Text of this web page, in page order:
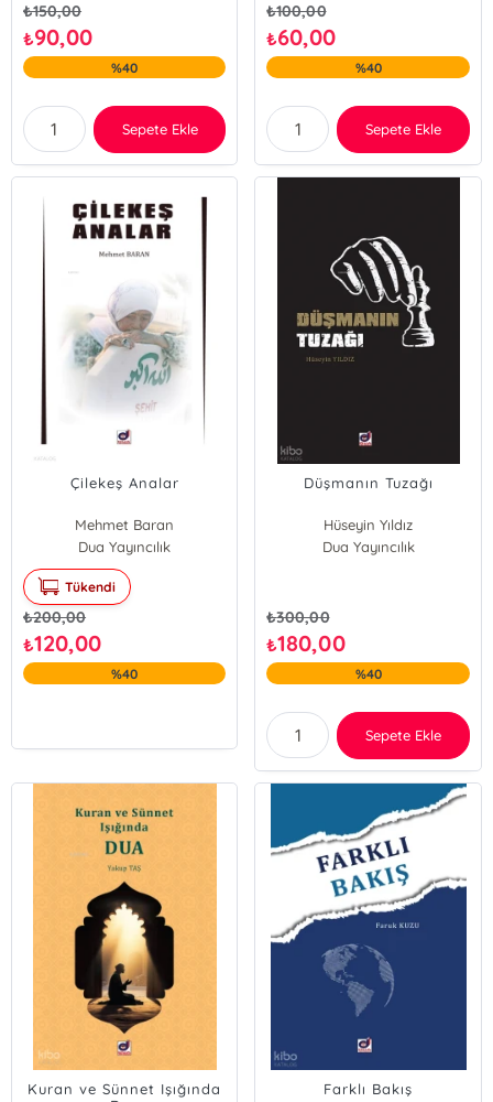
₺150,00
₺90,00
%40
Sepete Ekle
₺100,00
₺60,00
%40
Sepete Ekle
Çilekeş Analar
Mehmet Baran
Dua Yayıncılık
Tükendi
₺200,00
₺120,00
%40
Düşmanın Tuzağı
Hüseyin Yıldız
Dua Yayıncılık
₺300,00
₺180,00
%40
Sepete Ekle
Kuran ve Sünnet Işığında
Farklı Bakış